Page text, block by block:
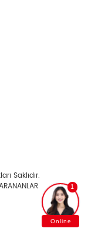
Saklıdır.
1
Online